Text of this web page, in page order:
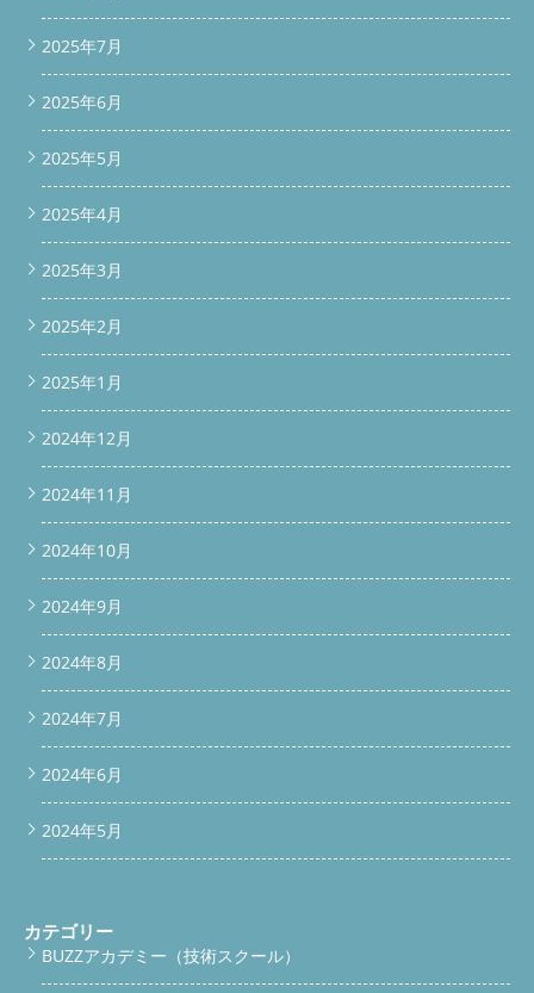
2025年7月
2025年6月
2025年5月
2025年4月
2025年3月
2025年2月
2025年1月
2024年12月
2024年11月
2024年10月
2024年9月
2024年8月
2024年7月
2024年6月
2024年5月
カテゴリー
BUZZアカデミー（技術スクール）